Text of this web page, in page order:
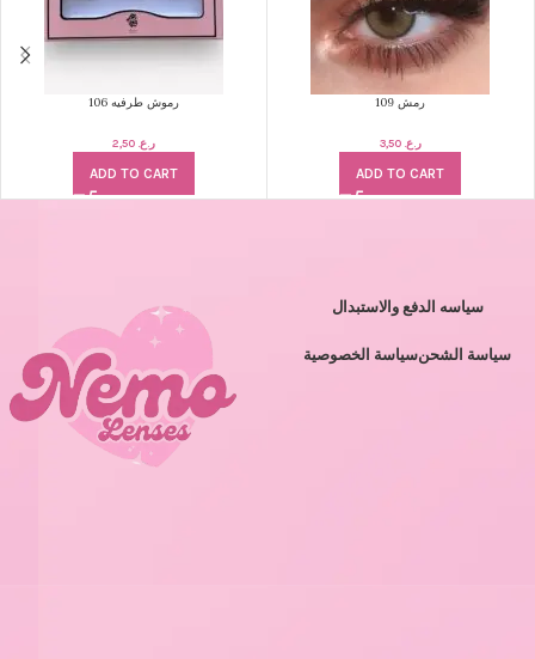
رموش طرفيه 106
ر.ع.
ADD TO CART
رمش 109
ر.ع. 3,50
ADD TO CART
سياسه الدفع والاستبدال
سياسة الخصوصيةسياسة الشحن